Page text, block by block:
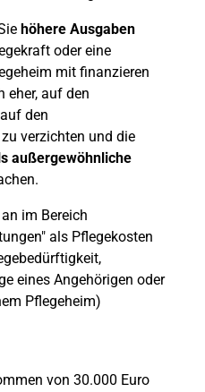
höhere Ausgaben
oder eine
mit finanzieren
eher, auf den
den
verzichten und die
außergewöhnliche
im Bereich
als Pflegekosten
eines Angehörigen oder
Pflegeheim)
von 30.000 Euro